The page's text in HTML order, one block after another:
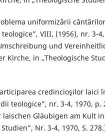
uniformizării
VIII, (1956), nr. 3-
und
Kirche, in „Theologische
credincioşilor laici
teologice”, nr. 3-4, 1970, p.
laischen Gläubigen am Kult
Nr. 3-4, 1970, S.